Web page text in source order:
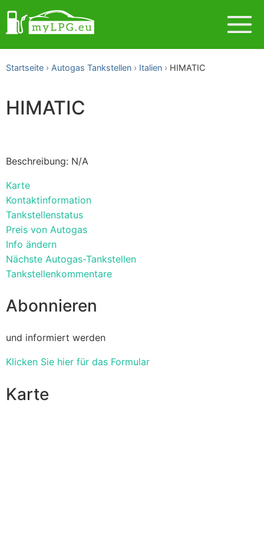
Startseite Autogas Tankstellen Italien HIMATIC
HIMATIC
Beschreibung: N/A
Karte
Kontaktinformation
Tankstellenstatus
Preis von Autogas
Info ändern
Nächste Autogas-Tankstellen
Tankstellenkommentare
Abonnieren
und informiert werden
Klicken Sie hier für das Formular
Karte